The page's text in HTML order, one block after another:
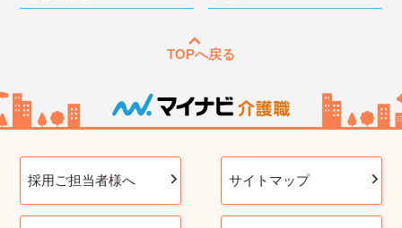
TOPへ戻る
採用ご担当者様へ サイトマップ